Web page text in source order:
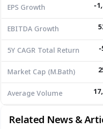
Average Volume
EPS Growth -
EBITDA Growth
5Y CAGR Total Return
Market Cap (M.Bath)
Average Volume
Related News &